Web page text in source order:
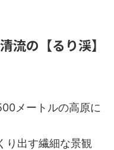
流の【るり渓】
メートルの高原に
り出す繊細な景観